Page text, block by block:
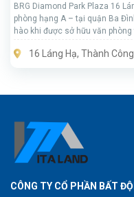
BRG Diamond Park Plaza 16
phòng hạng A – tại quận Ba
hào khi được sở hữu văn
đại, thời thượng.
16 Láng Hạ, Thành
CÔNG TY CỔ PHẦN BẤT